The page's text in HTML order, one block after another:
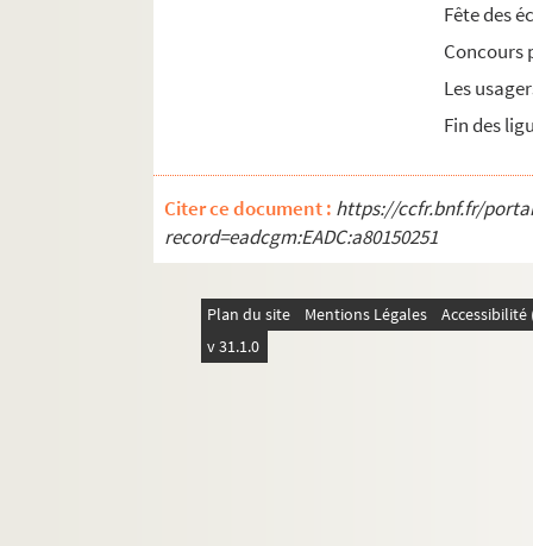
1985
Fête des
Concours
Les
Fin des
Citer ce document : https://ccfr.bnf.fr/
record=eadcgm:EADC:a80150251
Plan du site Mentions Légales
v 31.1.0